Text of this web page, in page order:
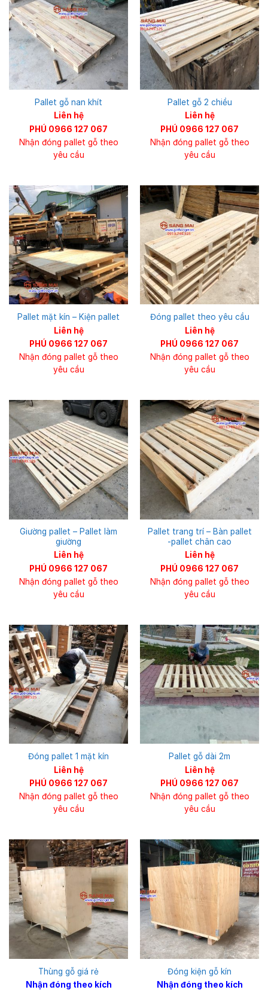
Pallet gỗ nan khít
Liên hệ
PHÚ 0966 127 067
Nhận đóng pallet gỗ theo
yêu cầu
Pallet gỗ 2 chiều
Liên hệ
PHÚ 0966 127 067
Nhận đóng pallet gỗ theo
yêu cầu
Pallet mặt kín – Kiện pallet
Liên hệ
PHÚ 0966 127 067
Nhận đóng pallet gỗ theo
yêu cầu
Đóng pallet theo yêu cầu
Liên hệ
PHÚ 0966 127 067
Nhận đóng pallet gỗ theo
yêu cầu
Giường pallet – Pallet làm
giường
Liên hệ
PHÚ 0966 127 067
Nhận đóng pallet gỗ theo
yêu cầu
Pallet trang trí – Bàn pallet
-pallet chân cao
Liên hệ
PHÚ 0966 127 067
Nhận đóng pallet gỗ theo
yêu cầu
Đóng pallet 1 mặt kín
Liên hệ
PHÚ 0966 127 067
Nhận đóng pallet gỗ theo
yêu cầu
Pallet gỗ dài 2m
Liên hệ
PHÚ 0966 127 067
Nhận đóng pallet gỗ theo
yêu cầu
Thùng gỗ giá rẻ
Nhận đóng theo kích
Đóng kiện gỗ kín
Nhận đóng theo kích